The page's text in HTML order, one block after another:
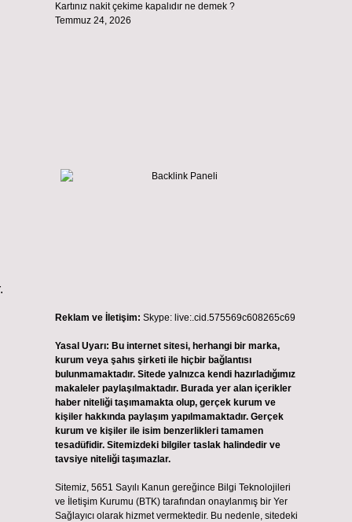
Kartınız nakit çekime kapalıdır ne demek ?
Temmuz 24, 2026
Reklam ve İletişim: Skype: live:.cid.575569c608265c69
Yasal Uyarı: Bu internet sitesi, herhangi bir marka,
kurum veya şahıs şirketi ile hiçbir bağlantısı
bulunmamaktadır. Sitede yalnızca kendi hazırladığımız
makaleler paylaşılmaktadır. Burada yer alan içerikler
haber niteliği taşımamakta olup, gerçek kurum ve
kişiler hakkında paylaşım yapılmamaktadır. Gerçek
kurum ve kişiler ile isim benzerlikleri tamamen
tesadüfidir. Sitemizdeki bilgiler taslak halindedir ve
tavsiye niteliği taşımazlar.
Sitemiz, 5651 Sayılı Kanun gereğince Bilgi Teknolojileri
ve İletişim Kurumu (BTK) tarafından onaylanmış bir Yer
Sağlayıcı olarak hizmet vermektedir. Bu nedenle, sitedeki